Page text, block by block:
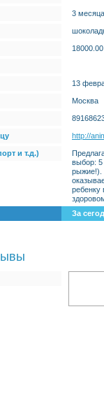
3 месяца
18000.00
13
Москва
http://
и т.д.)
выбор:
рыжие!).
ребенку
За